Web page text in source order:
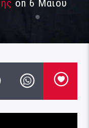
on 6 Μαΐου